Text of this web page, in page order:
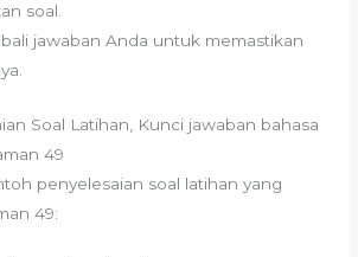
soal.
jawaban Anda untuk memastikan
Soal Latihan, Kunci jawaban bahasa
49
penyelesaian soal latihan yang
49: